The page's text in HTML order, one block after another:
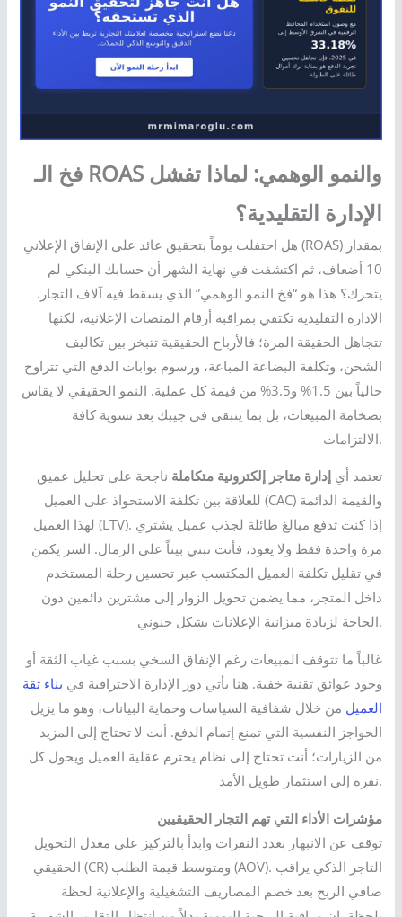
فخ الـ ROAS والنمو الوهمي: لماذا تفشل
الإدارة التقليدية؟
هل احتفلت يوماً بتحقيق عائد على الإنفاق الإعلاني (ROAS) بمقدار
10 أضعاف، ثم اكتشفت في نهاية الشهر أن حسابك البنكي لم
يتحرك؟ هذا هو “فخ النمو الوهمي” الذي يسقط فيه آلاف التجار.
الإدارة التقليدية تكتفي بمراقبة أرقام المنصات الإعلانية، لكنها
تتجاهل الحقيقة المرة؛ فالأرباح الحقيقية تتبخر بين تكاليف
الشحن، وتكلفة البضاعة المباعة، ورسوم بوابات الدفع التي تتراوح
حالياً بين 1.5% و3.5% من قيمة كل عملية. النمو الحقيقي لا يقاس
بضخامة المبيعات، بل بما يتبقى في جيبك بعد تسوية كافة
الالتزامات.
تعتمد أيإدارة متاجر إلكترونية متكاملة ناجحة على تحليل عميق
للعلاقة بين تكلفة الاستحواذ على العميل (CAC) والقيمة الدائمة
لهذا العميل (LTV). إذا كنت تدفع مبالغ طائلة لجذب عميل يشتري
مرة واحدة فقط ولا يعود، فأنت تبني بيتاً على الرمال. السر يكمن
في تقليل تكلفة العميل المكتسب عبر تحسين رحلة المستخدم
داخل المتجر، مما يضمن تحويل الزوار إلى مشترين دائمين دون
الحاجة لزيادة ميزانية الإعلانات بشكل جنوني.
غالباً ما تتوقف المبيعات رغم الإنفاق السخي بسبب غياب الثقة أو
وجود عوائق تقنية خفية. هنا يأتي دور الإدارة الاحترافية في بناء ثقة
العميل من خلال شفافية السياسات وحماية البيانات، وهو ما يزيل
الحواجز النفسية التي تمنع إتمام الدفع. أنت لا تحتاج إلى المزيد
من الزيارات؛ أنت تحتاج إلى نظام يحترم عقلية العميل ويحول كل
نقرة إلى استثمار طويل الأمد.
مؤشرات الأداء التي تهم التجار الحقيقيين
توقف عن الانبهار بعدد النقرات وابدأ بالتركيز على معدل التحويل
الحقيقي (CR) ومتوسط قيمة الطلب (AOV). التاجر الذكي يراقب
صافي الربح بعد خصم المصاريف التشغيلية والإعلانية لحظة